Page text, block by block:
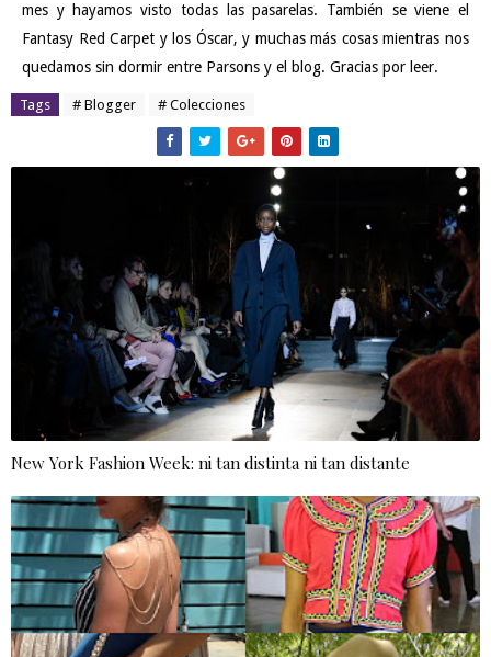
mes y hayamos visto todas las pasarelas. También se viene el
Fantasy Red Carpet y los Óscar, y muchas más cosas mientras nos
quedamos sin dormir entre Parsons y el blog. Gracias por leer.
Tags # Blogger # Colecciones
New York Fashion Week: ni tan distinta ni tan distante